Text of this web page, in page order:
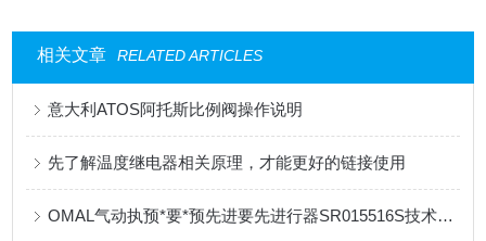
相关文章 RELATED ARTICLES
意大利ATOS阿托斯比例阀操作说明
先了解温度继电器相关原理，才能更好的链接使用
OMAL气动执预*要*预先进要先进行器SR015516S技术参数